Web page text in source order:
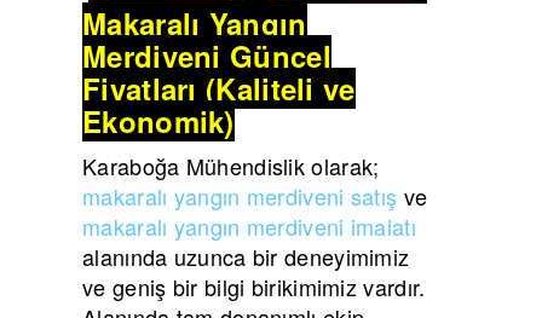
Makaralı Yangın
Merdiveni Güncel
Fiyatları (Kaliteli ve
Ekonomik)
Karaboğa Mühendislik olarak;
makaralı yangın merdiveni satış ve
makaralı yangın merdiveni imalatı
alanında uzunca bir deneyimimiz
ve geniş bir bilgi birikimimiz vardır.